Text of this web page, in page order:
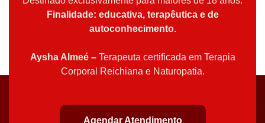
Finalidade: educativa, terapêutica e de
autoconhecimento.
Aysha Almeé –Terapeuta certificada em Terapia
Corporal Reichiana e Naturopatia.
Agendar Atendimento